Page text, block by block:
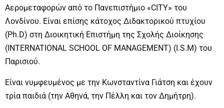
Αερομεταφορών από το Πανεπιστήμιο «CITY» του
Λονδίνου. Είναι επίσης κάτοχος Διδακτορικού πτυχίου
(Ph.D) στη Διοικητική Επιστήμη της Σχολής Διοίκησης
(INTERNATIONAL SCHOOL OF MANAGEMENT) (I.S.M) του
Παρισιού.
Είναι νυμφευμένος με την Κωνσταντίνα Γιάτση και έχουν
τρία παιδιά (την Αθηνά, την Πέλλη και τον Δημήτρη).